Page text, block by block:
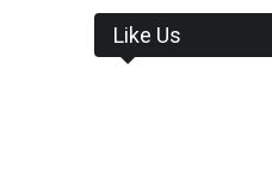
Like Us